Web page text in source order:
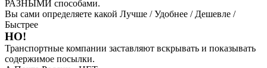
РАЗНЫМИ способами.
Вы сами определяете какой Лучше / Удобнее / Дешевле /
Быстрее
НО!
Транспортные компании заставляют вскрывать и показывать
содержимое посылки.